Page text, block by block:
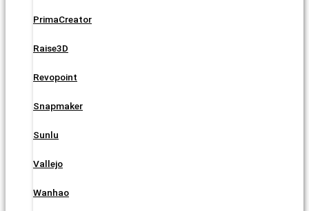
PrimaCreator
Raise3D
Revopoint
Snapmaker
Sunlu
Vallejo
Wanhao